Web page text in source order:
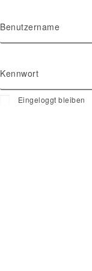
Benutzername
Kennwort
Eingeloggt bleiben